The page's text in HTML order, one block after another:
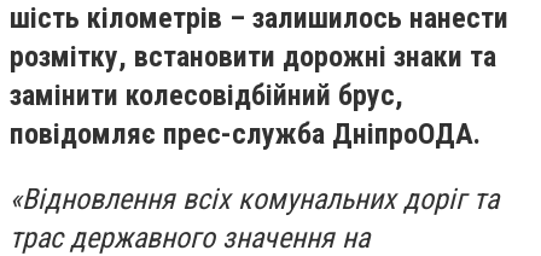
шість кілометрів – залишилось нанести
розмітку, встановити дорожні знаки та
замінити колесовідбійний брус,
повідомляє прес-служба ДніпроОДА.
«Відновлення всіх комунальних доріг та
трас державного значення на